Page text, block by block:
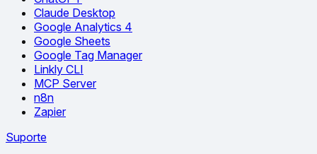
Claude Desktop
Google Analytics 4
Google Sheets
Google Tag Manager
Linkly CLI
MCP Server
n8n
Zapier
Suporte